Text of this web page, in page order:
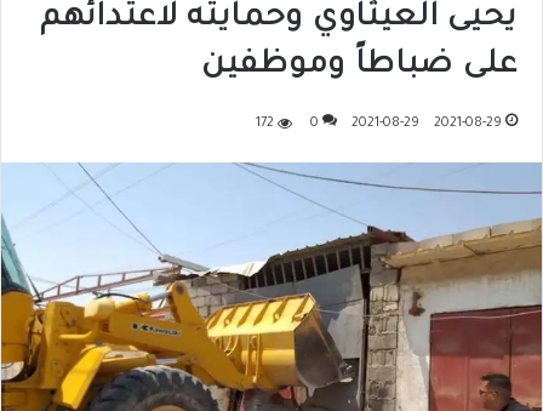
يحيى العيثاوي وحمايته لاعتدائهم
على ضباطاً وموظفين
2021-08-29
2021-08-29
0
172